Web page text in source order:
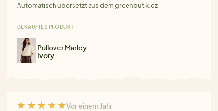
Automatisch übersetzt aus dem greenbutik.cz
GEKAUFTES PRODUKT
Pullover Marley
Ivory
Vor einem Jahr